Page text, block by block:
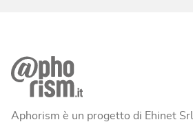
Aphorism è un progetto di Ehinet Srl